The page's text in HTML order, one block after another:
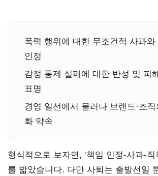
폭력 행위에 대한 무조건적 사과와
인정
감정 통제 실패에 대한 반성 및 피
표명
경영 일선에서 물러나 브랜드·조
화 약속
형식적으로 보자면, ‘책임 인정-사과-직
를 밟았습니다. 다만 사퇴는 출발선일